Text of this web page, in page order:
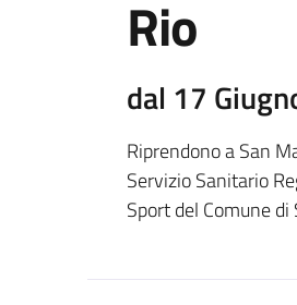
Rio
dal 17
Riprendono a San
Servizio Sanitario
Sport del Comune